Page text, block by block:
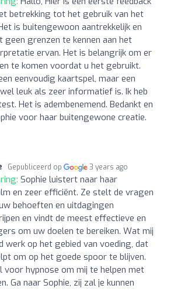
betrekking tot het gebruik van het
is buitengewoon aantrekkelijk en
geen grenzen te kennen aan het
ervan. Het is belangrijk om er
te komen voordat u het gebruikt.
eenvoudig kaartspel, maar een
leuk als zeer informatief is. Ik heb
Het is adembenemend. Bedankt en
voor haar buitengewone creatie.
Gepubliceerd op 3 years ago
Sophie luistert naar haar
en zeer efficiënt. Ze stelt de vragen
behoeften en uitdagingen
en vindt de meest effectieve en
om uw doelen te bereiken. Wat mij
werk op het gebied van voeding, dat
om op het goede spoor te blijven.
voor hypnose om mij te helpen met
Ga naar Sophie, zij zal je kunnen